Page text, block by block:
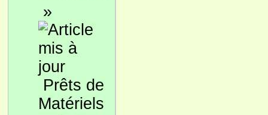
»
Prêts de
Matériels